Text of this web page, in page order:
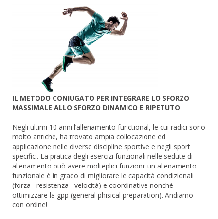
IL METODO CONIUGATO PER INTEGRARE LO SFORZO
MASSIMALE ALLO SFORZO DINAMICO E RIPETUTO
Negli ultimi 10 anni l’allenamento functional, le cui radici sono
molto antiche, ha trovato ampia collocazione ed
applicazione nelle diverse discipline sportive e negli sport
specifici. La pratica degli esercizi funzionali nelle sedute di
allenamento può avere molteplici funzioni: un allenamento
funzionale è in grado di migliorare le capacità condizionali
(forza –resistenza –velocità) e coordinative nonché
ottimizzare la gpp (general phisical preparation). Andiamo
con ordine!